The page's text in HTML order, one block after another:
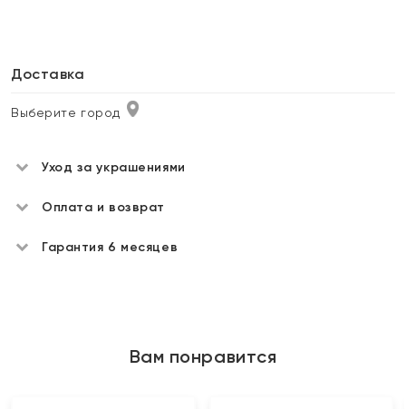
Доставка
Выберите город
Уход за украшениями
Оплата и возврат
Гарантия 6 месяцев
Вам понравится